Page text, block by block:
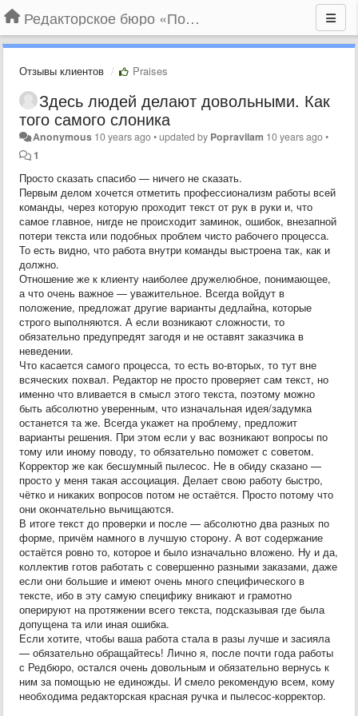
Редакторское бюро «По правилам»
Отзывы клиентов Praises
Здесь людей делают довольными. Как
того самого слоника
Anonymous 10 years ago•updated by Popravilam 10 years ago•
1
Просто сказать спасибо — ничего не сказать.
Первым делом хочется отметить профессионализм работы всей
команды, через которую проходит текст от рук в руки и, что
самое главное, нигде не происходит заминок, ошибок, внезапной
потери текста или подобных проблем чисто рабочего процесса.
То есть видно, что работа внутри команды выстроена так, как и
должно.
Отношение же к клиенту наиболее дружелюбное, понимающее,
а что очень важное — уважительное. Всегда войдут в
положение, предложат другие варианты дедлайна, которые
строго выполняются. А если возникают сложности, то
обязательно предупредят загодя и не оставят заказчика в
неведении.
Что касается самого процесса, то есть во-вторых, то тут вне
всяческих похвал. Редактор не просто проверяет сам текст, но
именно что вливается в смысл этого текста, поэтому можно
быть абсолютно уверенным, что изначальная идея/задумка
останется та же. Всегда укажет на проблему, предложит
варианты решения. При этом если у вас возникают вопросы по
тому или иному поводу, то обязательно поможет с советом.
Корректор же как бесшумный пылесос. Не в обиду сказано —
просто у меня такая ассоциация. Делает свою работу быстро,
чётко и никаких вопросов потом не остаётся. Просто потому что
они окончательно вычищаются.
В итоге текст до проверки и после — абсолютно два разных по
форме, причём намного в лучшую сторону. А вот содержание
остаётся ровно то, которое и было изначально вложено. Ну и да,
коллектив готов работать с совершенно разными заказами, даже
если они большие и имеют очень много специфического в
тексте, ибо в эту самую специфику вникают и грамотно
оперируют на протяжении всего текста, подсказывая где была
допущена та или иная ошибка.
Если хотите, чтобы ваша работа стала в разы лучше и засияла
— обязательно обращайтесь! Лично я, после почти года работы
с Редбюро, остался очень довольным и обязательно вернусь к
ним за помощью не единожды. И смело рекомендую всем, кому
необходима редакторская красная ручка и пылесос-корректор.